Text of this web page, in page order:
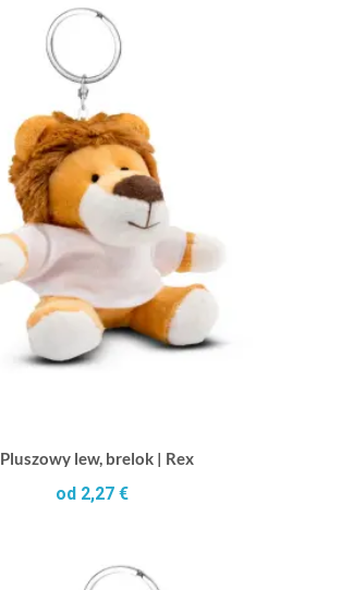
Pluszowy lew, brelok | Rex
od 2,27 €